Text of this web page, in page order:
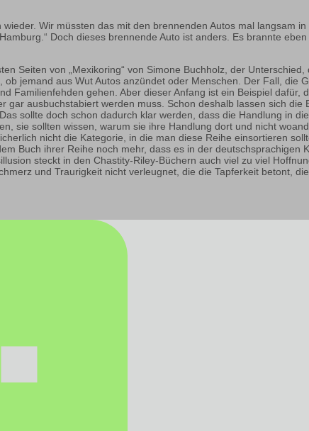
Wir müssten das mit den brennenden Autos mal langsam
Doch dieses brennende Auto ist anders. Es brannte
Seiten von „Mexikoring“ von Simone Buchholz, der
ob jemand aus Wut Autos anzündet oder Menschen. Der Fall, die
Familienfehden gehen. Aber dieser Anfang ist ein Beispiel
gar ausbuchstabiert werden muss. Schon deshalb lassen sich
sollte doch schon dadurch klar werden, dass die Handlung in
sie sollten wissen, warum sie ihre Handlung dort und nicht
nicht die Kategorie, in die man diese Reihe einsortieren
Buch ihrer Reihe noch mehr, dass es in der
steckt in den Chastity-Riley-Büchern auch viel zu viel
und Traurigkeit nicht verleugnet, die die Tapferkeit betont,